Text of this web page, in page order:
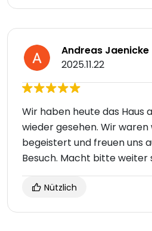
Andreas Jaenicke
2025.11.22
Wir haben heute das Haus
wieder gesehen. Wir
begeistert und freuen uns
Besuch. Macht bitte weiter
Nützlich